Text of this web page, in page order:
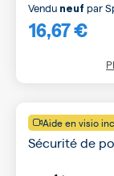
16,67 €
Vendu neuf par
Aide en visio
Sécurité de